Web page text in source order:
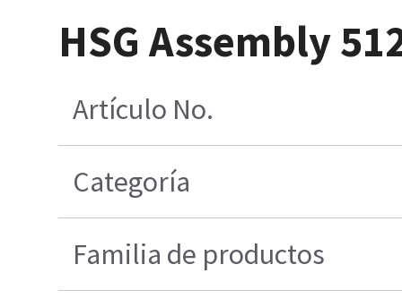
HSG Assembly
Artículo No.
Categoría
Familia de productos